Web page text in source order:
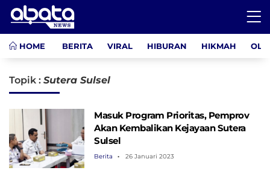
HOME BERITA VIRAL HIBURAN HIKMAH
Topik : Sutera Sulsel
Masuk Program Prioritas, Pemprov
Akan Kembalikan Kejayaan Sutera
Sulsel
Berita 26 Januari 2023